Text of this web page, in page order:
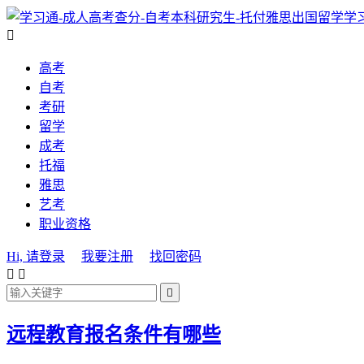
学

高考
自考
考研
留学
成考
托福
雅思
艺考
职业资格
Hi, 请登录 我要注册
找回密码
 

远程教育报名条件有哪些